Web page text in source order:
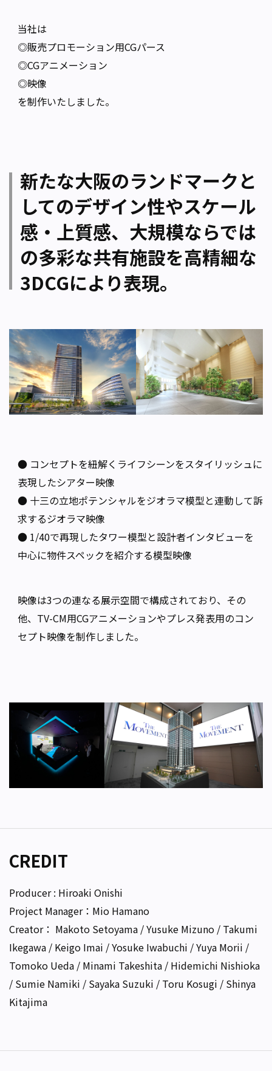
当社は
◎販売プロモーション用CGパース
◎CGアニメーション
◎映像
を制作いたしました。
新たな大阪のランドマークと
してのデザイン性やスケール
感・上質感、大規模ならでは
の多彩な共有施設を高精細な
3DCGにより表現。
● コンセプトを紐解くライフシーンをスタイリッシュに
表現したシアター映像
● 十三の立地ポテンシャルをジオラマ模型と連動して訴
求するジオラマ映像
● 1/40で再現したタワー模型と設計者インタビューを
中心に物件スペックを紹介する模型映像
映像は3つの連なる展示空間で構成されており、その
他、TV-CM用CGアニメーションやプレス発表用のコン
セプト映像を制作しました。
CREDIT
Producer : Hiroaki Onishi
Project Manager：Mio Hamano
Creator： Makoto Setoyama / Yusuke Mizuno / Takumi
Ikegawa / Keigo Imai / Yosuke Iwabuchi / Yuya Morii /
Tomoko Ueda / Minami Takeshita / Hidemichi Nishioka
/ Sumie Namiki / Sayaka Suzuki / Toru Kosugi / Shinya
Kitajima